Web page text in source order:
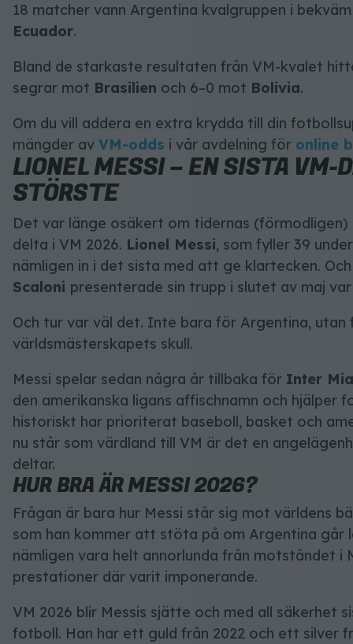
18 matcher vann Argentina kvalgruppen i
Ecuador.
Bland de starkaste resultaten från VM-kvalet
segrar mot Brasilien och 6–0 mot Bolivia.
Om du vill addera en extra krydda till din
mängder av VM-odds i vår avdelning för online
LIONEL MESSI – EN SISTA VM-
STÖRSTE
Det var länge osäkert om tidernas
delta i VM 2026. Lionel Messi, som fyller 39
nämligen in i det sista med att ge klartecken.
Scaloni presenterade sin trupp i slutet av maj
Och tur var väl det. Inte bara för Argentina, utan
världsmästerskapets skull.
Messi spelar sedan några år tillbaka för Inter
den amerikanska ligans affischnamn och hjälper
historiskt har prioriterat baseboll, basket och
nu står som värdland till VM är det en
deltar.
HUR BRA ÄR MESSI 2026?
Frågan är bara hur Messi står sig mot världens
som han kommer att stöta på om Argentina går
nämligen vara helt annorlunda från motståndet i
prestationer där varit imponerande.
VM 2026 blir Messis sjätte och med all säkerhet
fotboll. Han har ett guld från 2022 och ett silver